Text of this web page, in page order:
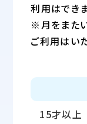
利用はでき
※月をまた
ご利用はい
15才以上